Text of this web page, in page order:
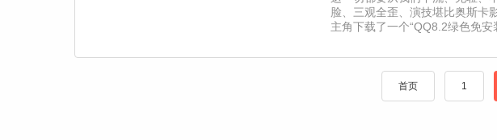
脸、三观全歪、演技堪比奥斯卡
主角下载了一个“QQ8.2绿色免安
更加不平凡了， 在暗世界哪怕仅
躲猫猫这种游戏也是会死人的、
首页 1